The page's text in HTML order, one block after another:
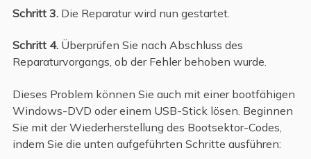
Schritt 3. Die Reparatur wird nun gestartet.
Schritt 4. Überprüfen Sie nach Abschluss des
Reparaturvorgangs, ob der Fehler behoben wurde.
Dieses Problem können Sie auch mit einer bootfähigen
Windows-DVD oder einem USB-Stick lösen. Beginnen
Sie mit der Wiederherstellung des Bootsektor-Codes,
indem Sie die unten aufgeführten Schritte ausführen: